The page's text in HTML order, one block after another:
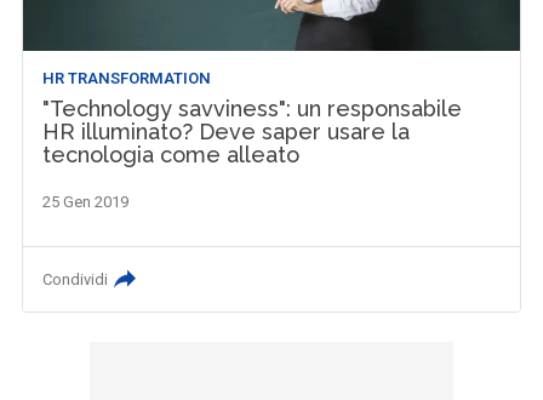
HR TRANSFORMATION
"Technology savviness": un responsabile
HR illuminato? Deve saper usare la
tecnologia come alleato
25 Gen 2019
Condividi